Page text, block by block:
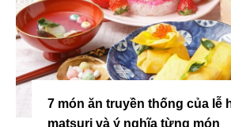
7 món ăn truyền thống của lễ
matsuri và ý nghĩa từng món